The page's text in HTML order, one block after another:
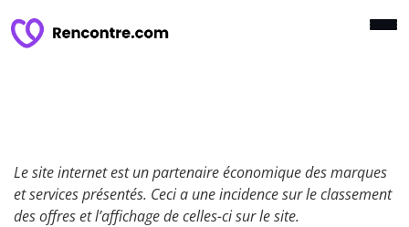
Le site internet est un partenaire économique des marques
et services présentés. Ceci a une incidence sur le classement
des offres et l’affichage de celles-ci sur le site.